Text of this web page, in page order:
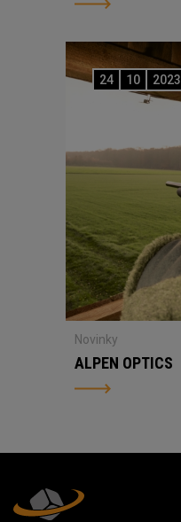
24 10 2023
Novinky
ALPEN OPTICS